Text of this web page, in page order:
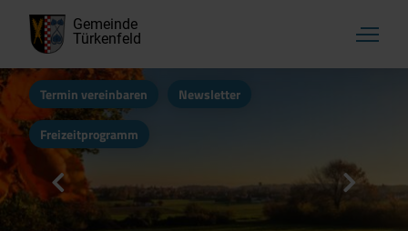
Gemeinde
Türkenfeld
Termin vereinbaren Newsletter
Freizeitprogramm